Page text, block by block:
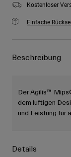
Kostenloser
Einfache
Beschreibung
Der Agilis™
dem luftigen
und Leistung für
Details